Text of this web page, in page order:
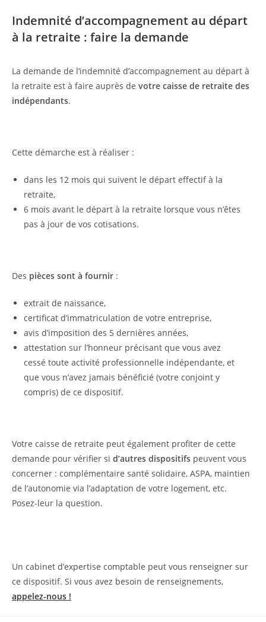
Indemnité d’accompagnement au départ
à la retraite : faire la demande
La demande de l’indemnité d’accompagnement au départ à
la retraite est à faire auprès de votre caisse de retraite des
indépendants.
Cette démarche est à réaliser :
dans les 12 mois qui suivent le départ effectif à la
retraite,
6 mois avant le départ à la retraite lorsque vous n’êtes
pas à jour de vos cotisations.
Des pièces sont à fournir :
extrait de naissance,
certificat d’immatriculation de votre entreprise,
avis d’imposition des 5 dernières années,
attestation sur l’honneur précisant que vous avez
cessé toute activité professionnelle indépendante, et
que vous n’avez jamais bénéficié (votre conjoint y
compris) de ce dispositif.
Votre caisse de retraite peut également profiter de cette
demande pour vérifier si d’autres dispositifs peuvent vous
concerner : complémentaire santé solidaire, ASPA, maintien
de l’autonomie via l’adaptation de votre logement, etc.
Posez-leur la question.
Un cabinet d’expertise comptable peut vous renseigner sur
ce dispositif. Si vous avez besoin de renseignements,
appelez-nous !